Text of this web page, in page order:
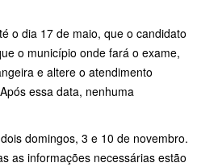
o dia 17 de maio, que o candidato
o município onde fará o exame,
e altere o atendimento
essa data, nenhuma
domingos, 3 e 10 de novembro.
as informações necessárias estão